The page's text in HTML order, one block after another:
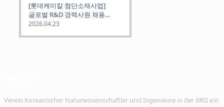
[롯데케미칼 첨단소재사업]
글로벌 R&D 경력사원 채용
(~2026. 5.5)
2026.04.23
Verein Koreanischer Naturwissenschaftler und Ingenieure in der BRD e.V.